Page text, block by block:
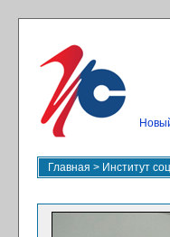
Главная > Институт